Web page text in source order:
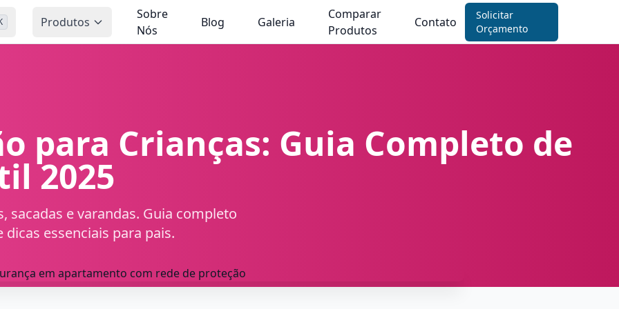
Produtos
Sobre
Nós
Blog Galeria
Comparar
Produtos
Contato
Solicitar
Orçamento
para Crianças: Guia Completo de
2025
sacadas e varandas. Guia completo
essenciais para pais.